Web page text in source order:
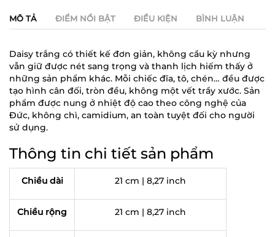
MÔ TẢ ĐIỂM NỔI BẬT ĐIỀU KIỆN BÌNH LUẬN
Daisy trắng có thiết kế đơn giản, không cầu kỳ nhưng
vẫn giữ được nét sang trọng và thanh lịch hiếm thấy ở
những sản phẩm khác. Mỗi chiếc đĩa, tô, chén… đều được
tạo hình cân đối, tròn đều, không một vết trầy xước. Sản
phẩm được nung ở nhiệt độ cao theo công nghệ của
Đức, không chì, camidium, an toàn tuyệt đối cho người
sử dụng.
Thông tin chi tiết sản phẩm
Chiều dài 21 cm | 8,27 inch
Chiều rộng 21 cm | 8,27 inch